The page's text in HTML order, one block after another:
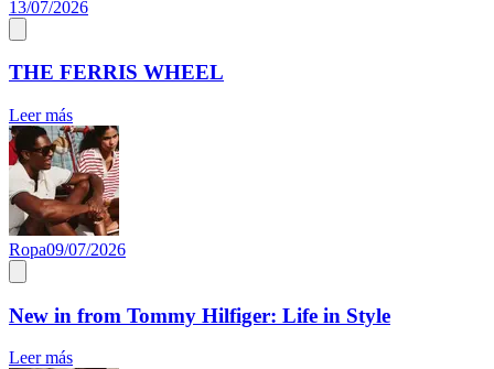
13/07/2026
THE FERRIS WHEEL
Leer más
Ropa09/07/2026
New in from Tommy Hilfiger: Life in Style
Leer más